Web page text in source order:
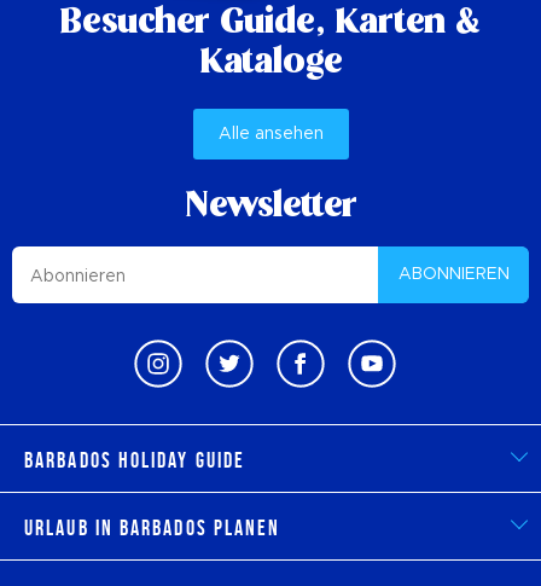
Besucher Guide, Karten &
Kataloge
Alle ansehen
Newsletter
ABONNIEREN
Barbados Holiday Guide
Urlaub in Barbados planen